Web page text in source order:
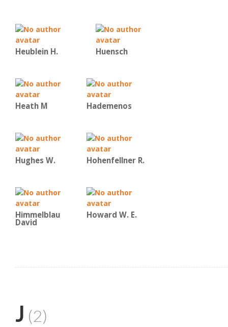
Heublein H. Huensch
Heath M Hademenos
Hughes W. Hohenfellner R.
Himmelblau
David
Howard W. E.
J (2)